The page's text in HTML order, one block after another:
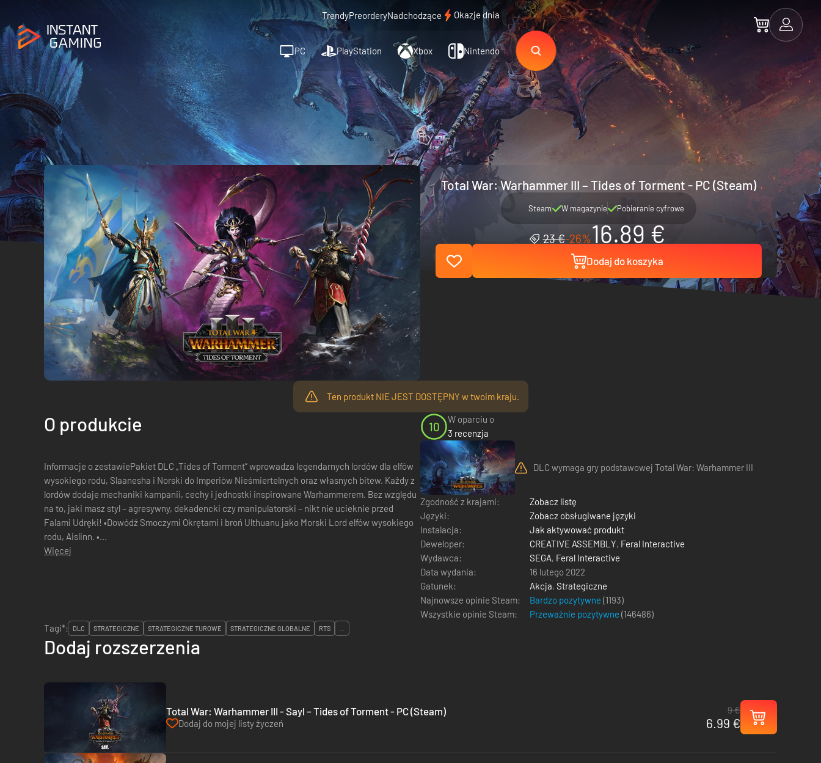
TrendyPreorderyNadchodzące Okazje dnia
PC PlayStation Xbox Nintendo
Total War: Warhammer III – Tides of Torment - PC (Steam)
Steam W magazynie Pobieranie cyfrowe
23 €-26%16.89 €
Dodaj do koszyka
Ten produkt NIE JEST DOSTĘPNY w twoim kraju.
O produkcie
Informacje o zestawiePakiet DLC „Tides of Torment” wprowadza legendarnych lordów dla elfów
wysokiego rodu, Slaanesha i Norski do Imperiów Nieśmiertelnych oraz własnych bitew. Każdy z
lordów dodaje mechaniki kampanii, cechy i jednostki inspirowane Warhammerem. Bez względu
na to, jaki masz styl – agresywny, dekadencki czy manipulatorski – nikt nie ucieknie przed
Falami Udręki! •Dowódź Smoczymi Okrętami i broń Ulthuanu jako Morski Lord elfów wysokiego
rodu, Aislinn. •...
Więcej
10
W oparciu o
3 recenzja
DLC wymaga gry podstawowej Total War: Warhammer III
Zgodność z krajami:
Zobacz listę
Języki:
Zobacz obsługiwane języki
Instalacja:
Jak aktywować produkt
Deweloper:
CREATIVE ASSEMBLY, Feral Interactive
Wydawca:
SEGA, Feral Interactive
Data wydania:
16 lutego 2022
Gatunek:
Akcja, Strategiczne
Najnowsze opinie Steam:
Bardzo pozytywne (1193)
Wszystkie opinie Steam:
Przeważnie pozytywne (146486)
Tagi*:
DLC STRATEGICZNE STRATEGICZNE TUROWE STRATEGICZNE GLOBALNE RTS ...
Dodaj rozszerzenia
Total War: Warhammer III - Sayl – Tides of Torment - PC (Steam)
Dodaj do mojej listy życzeń
9 €
6.99 €